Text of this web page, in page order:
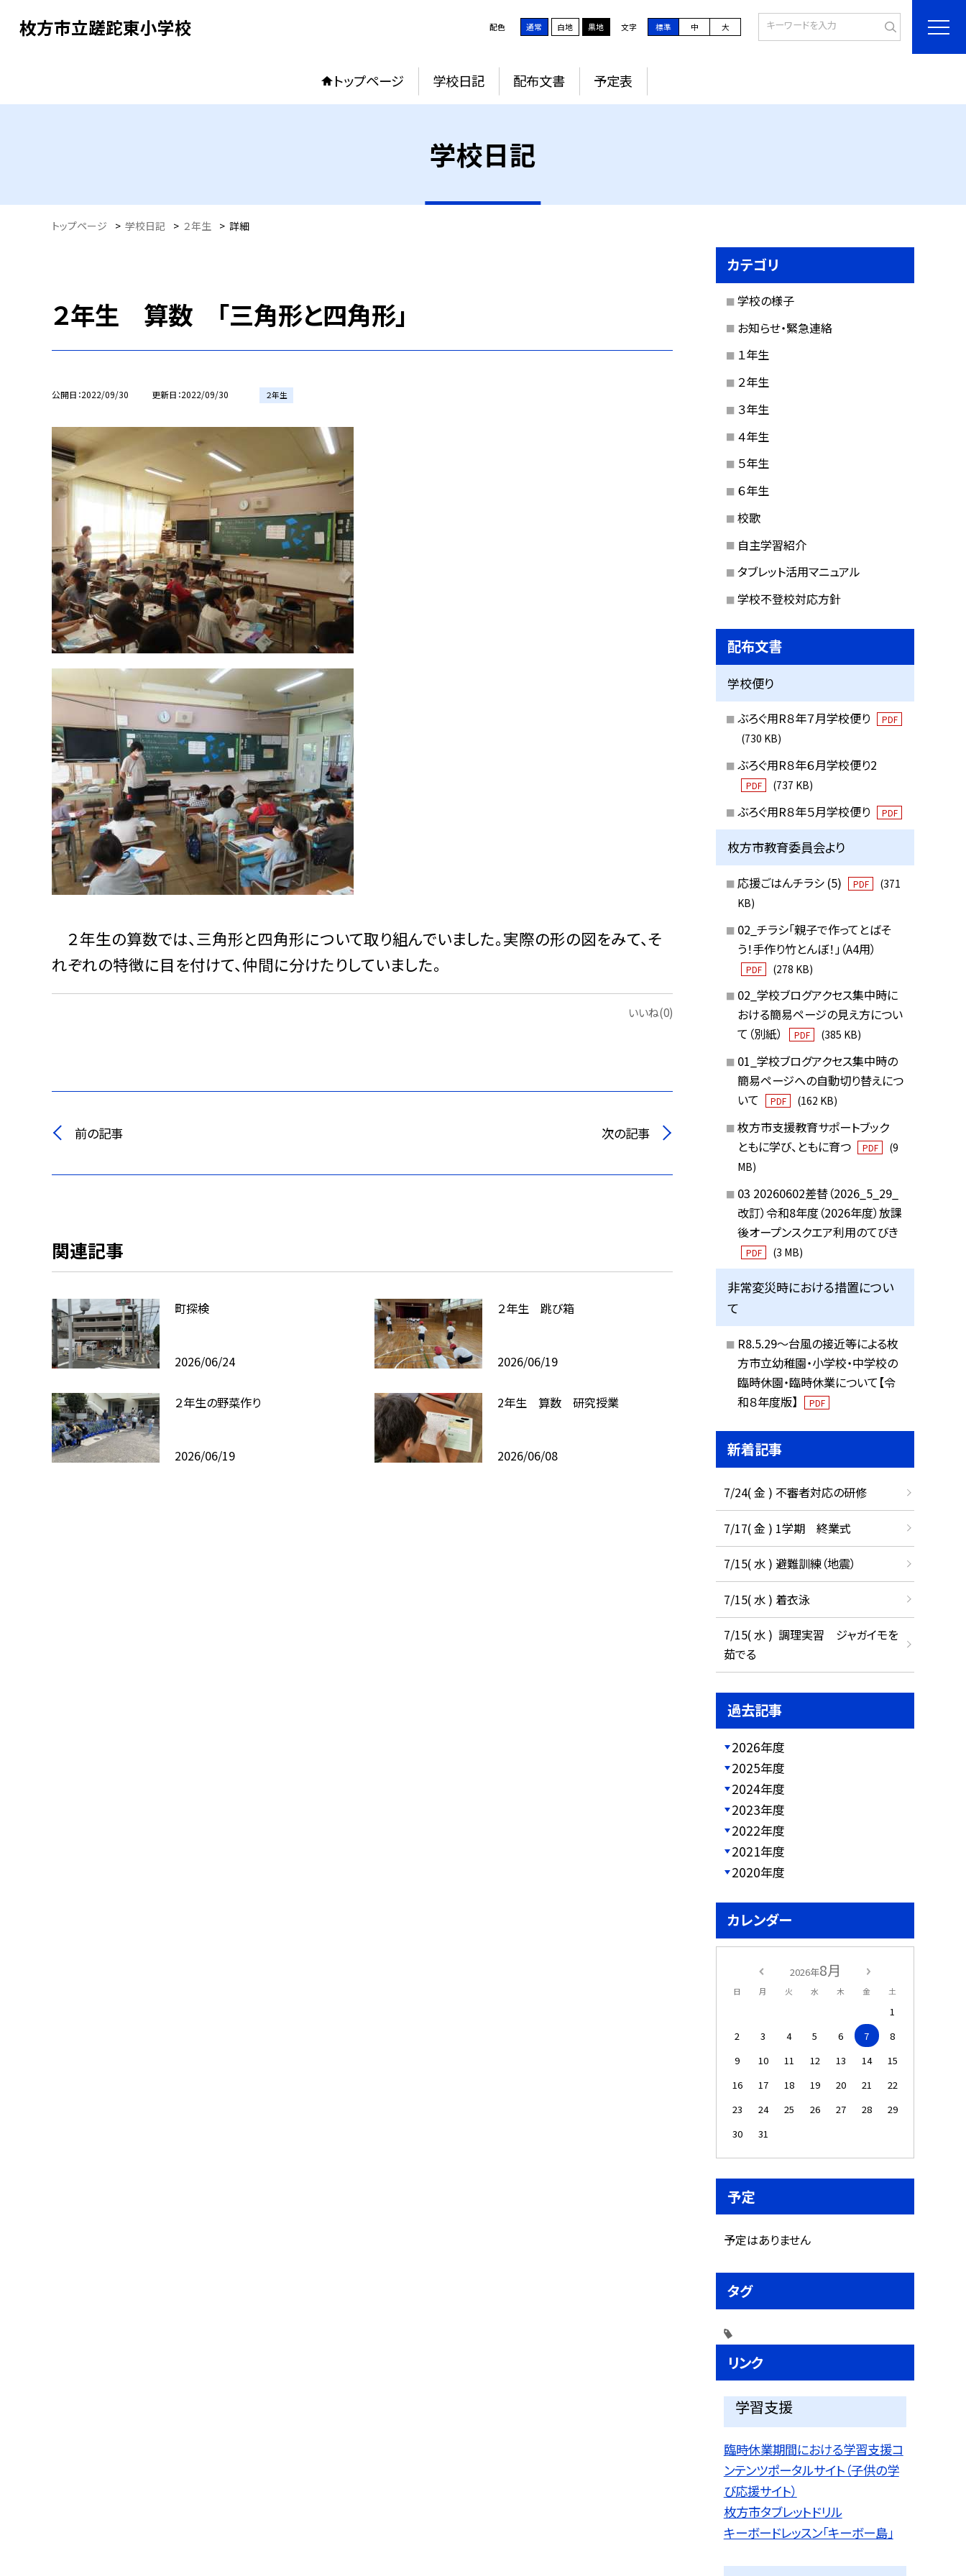
枚方市立蹉跎東小学校 配色 通常 白地 黒地 文字 標準 中 大
トップページ 学校日記 配布文書 予定表
学校日記
トップページ > 学校日記 > ２年生 > 詳細
２年生 算数 「三角形と四角形」
公開日 2022/09/30 更新日 2022/09/30 ２年生
２年生の算数では、三角形と四角形について取り組んでいました。実際の形の図をみて、そ
れぞれの特徴に目を付けて、仲間に分けたりしていました。
いいね(0)
前の記事 次の記事
関連記事
町探検
2026/06/24
２年生 跳び箱
2026/06/19
２年生の野菜作り
2026/06/19
2年生 算数 研究授業
2026/06/08
カテゴリ
学校の様子
お知らせ・緊急連絡
１年生
２年生
３年生
４年生
５年生
６年生
校歌
自主学習紹介
タブレット活用マニュアル
学校不登校対応方針
配布文書
学校便り
ぶろぐ用R８年７月学校便り PDF
(730 KB)
ぶろぐ用R８年６月学校便り2
PDF (737 KB)
ぶろぐ用R８年５月学校便り PDF
枚方市教育委員会より
応援ごはんチラシ (5) PDF
(371
KB)
02_チラシ「親子で作ってとばそ
う！手作り竹とんぼ！」（A4用）
PDF (278 KB)
02_学校ブログアクセス集中時に
おける簡易ページの見え方につい
て（別紙）
PDF (385 KB)
01_学校ブログアクセス集中時の
簡易ページへの自動切り替えにつ
いて
PDF (162 KB)
枚方市支援教育サポートブック
ともに学び、ともに育つ
PDF
(9
MB)
03 20260602差替（2026_5_29_
改訂）令和8年度（2026年度）放課
後オープンスクエア利用のてびき
PDF (3 MB)
非常変災時における措置につい
て
R8.5.29～台風の接近等による枚
方市立幼稚園・小学校・中学校の
臨時休園・臨時休業について【令
和８年度版】
PDF
新着記事
7/24( 金 ) 不審者対応の研修
7/17( 金 ) 1学期 終業式
7/15( 水 ) 避難訓練（地震）
7/15( 水 ) 着衣泳
7/15( 水 ) 調理実習 ジャガイモを
茹でる
過去記事
2026年度
2025年度
2024年度
2023年度
2022年度
2021年度
2020年度
カレンダー
2026年8月
日 月 火 水 木 金 土
1
2
3 4 5 6 7
8
9
10 11 12 13 14
15
16
17 18 19 20 21
22
23
24 25 26 27 28
29
30
31
予定
予定はありません
タグ
リンク
学習支援
臨時休業期間における学習支援コ
ンテンツポータルサイト（子供の学
び応援サイト）
枚方市タブレットドリル
キーボードレッスン「キーボー島」